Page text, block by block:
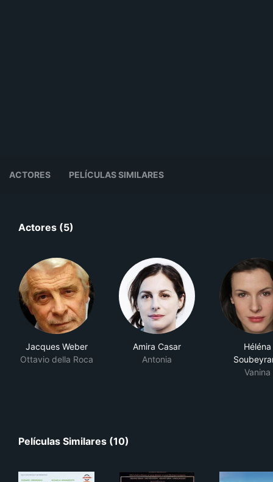
ACTORES PELÍCULAS SIMILARES
Actores (5)
Jacques Weber
Ottavio della Roca
Amira Casar
Antonia
Héléna
Vanina
Películas Similares (10)